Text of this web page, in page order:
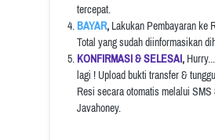
tercepat.
BAYAR, Lakukan Pembayaran ke
Total yang sudah diinformasikan
KONFIRMASI & SELESAI,
lagi ! Upload bukti transfer &
Resi secara otomatis melalui
Javahoney.